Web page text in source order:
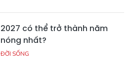
2027 có thể trở thành năm
nóng nhất?
ĐỜI SỐNG